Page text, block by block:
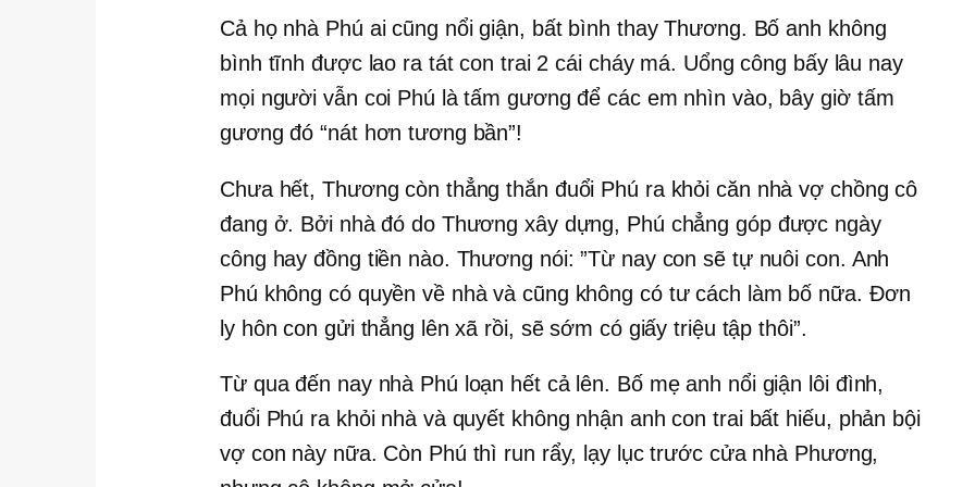
Cả họ nhà Phú ai cũng nổi giận, bất bình thay Thương. Bố anh không
bình tĩnh được lao ra tát con trai 2 cái cháy má. Uổng công bấy lâu nay
mọi người vẫn coi Phú là tấm gương để các em nhìn vào, bây giờ tấm
gương đó “nát hơn tương bần”!
Chưa hết, Thương còn thẳng thắn đuổi Phú ra khỏi căn nhà vợ chồng cô
đang ở. Bởi nhà đó do Thương xây dựng, Phú chẳng góp được ngày
công hay đồng tiền nào. Thương nói: ”Từ nay con sẽ tự nuôi con. Anh
Phú không có quyền về nhà và cũng không có tư cách làm bố nữa. Đơn
ly hôn con gửi thẳng lên xã rồi, sẽ sớm có giấy triệu tập thôi”.
Từ qua đến nay nhà Phú loạn hết cả lên. Bố mẹ anh nổi giận lôi đình,
đuổi Phú ra khỏi nhà và quyết không nhận anh con trai bất hiếu, phản bội
vợ con này nữa. Còn Phú thì run rẩy, lạy lục trước cửa nhà Phương,